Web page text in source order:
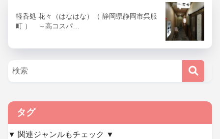
軽呑処 花々（はなはな）（ 静岡県静岡市呉服
町 ） ～高コスパ…
タグ
▼ 関連ジャンルもチェック ▼